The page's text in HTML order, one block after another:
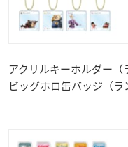
アクリルキーホルダー（
ビッグホロ缶バッジ（ラ